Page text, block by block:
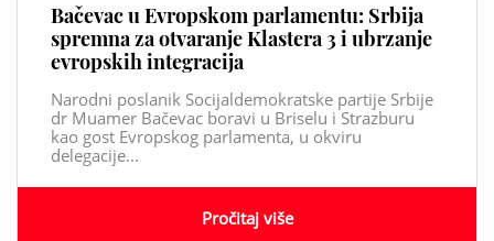
Bačevac u Evropskom parlamentu: Srbija
spremna za otvaranje Klastera 3 i ubrzanje
evropskih integracija
Narodni poslanik Socijaldemokratske partije Srbije
dr Muamer Bačevac boravi u Briselu i Strazburu
kao gost Evropskog parlamenta, u okviru
delegacije...
Pročitaj više